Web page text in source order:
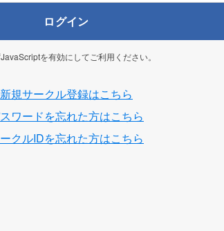
ログイン
を有効にしてご利用ください。
新規サークル登録はこちら
ワードを忘れた方はこちら
クルIDを忘れた方はこちら